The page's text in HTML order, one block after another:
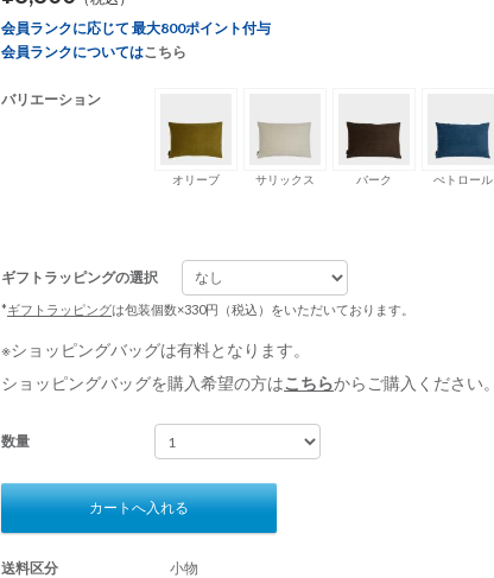
会員ランクに応じて 最大800ポイント付与
会員ランクについてはこちら
バリエーション
オリーブ サリックス バーク ぺトロール
ギフトラッピングの選択
*ギフトラッピングは包装個数×330円（税込）をいただいております。
※ショッピングバッグは有料となります。
ショッピングバッグを購入希望の方はこちらからご購入ください。
数量
カートへ入れる
送料区分
小物